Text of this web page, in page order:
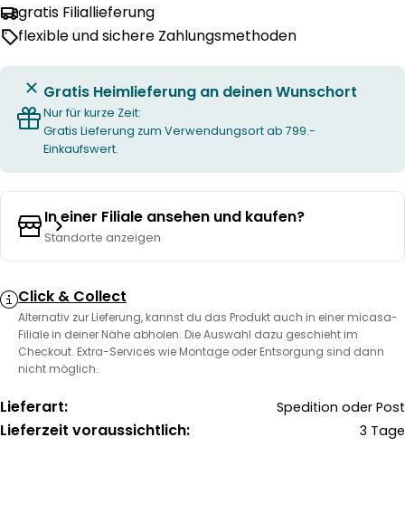
gratis Filiallieferung
flexible und sichere Zahlungsmethoden
Gratis Heimlieferung an deinen Wunschort
Nur für kurze Zeit:
Gratis Lieferung zum Verwendungsort ab 799.-
Einkaufswert.
In einer Filiale ansehen und kaufen?
Standorte anzeigen
Click & Collect
Alternativ zur Lieferung, kannst du das Produkt auch in einer micasa-
Filiale in deiner Nähe abholen. Die Auswahl dazu geschieht im
Checkout. Extra-Services wie Montage oder Entsorgung sind dann
nicht möglich.
Lieferart: Spedition oder Post
Lieferzeit voraussichtlich: 3 Tage